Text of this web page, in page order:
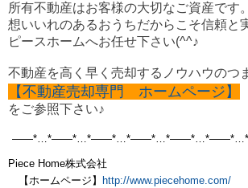
所有不動産はお客様の大切なご資産です。
想いいれのあるおうちだからこそ信頼と
ピースホームへお任せ下さい(^^♪
不動産を高く早く売却するノウハウのつ
【不動産売却専門 ホームページ】
をご参照下さい♪
——*…*——*…*——*…*——*…*——*…*——*…*
Piece Home株式会社
【ホームページ】
http://www.piecehome.com/